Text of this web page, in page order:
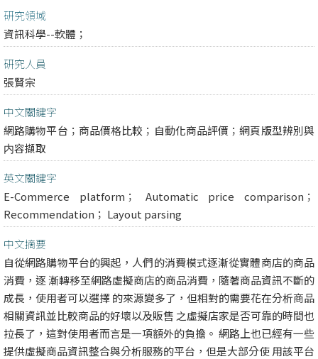
研究領域
資訊科學--軟體；
研究人員
張賢宗
中文關鍵字
網路購物平台；商品價格比較；自動化商品評價；網頁版型辨別與
内容擷取
英文關鍵字
E-Commerce platform； Automatic price comparison；
Recommendation； Layout parsing
中文摘要
自從網路購物平台的興起，人們的消費模式逐漸從實體商店的商品
消費，逐 漸轉移至網路虛擬商店的商品消費，隨著商品資訊不斷的
成長，使用者可以選擇 的來源變多了，但相對的需要花在分析商品
相關資訊並比較商品的好壞以及販售 之虛擬店家是否可靠的時間也
拉長了，這對使用者而言是一項額外的負擔。 網路上也已經有一些
提供虛擬商品資訊整合與分析服務的平台，但是大部分使 用該平台